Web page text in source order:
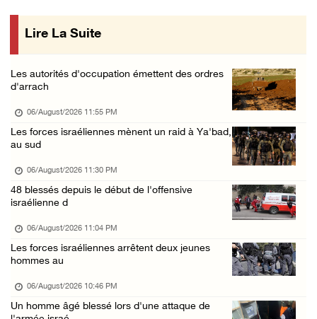
Des ministres des affaires étrangères de hui ...
Croissant-Rouge : 16 blessés suite à l'agres ...
Les forces d'occupation rasent 4 dunams à Ba ...
06/August/2026 12:57 PM
La présidence condamne et met en garde l'occ ...
06/August/2026 12:16 PM
Les forces d'occupation démolissent une mais ...
Des colons clôturent des terres dans le nord ...
L'occupation poursuit son agression contre l ...
Lire La Suite
Les autorités d'occupation émettent des ordres
d'arrach
06/August/2026 11:55 PM
Les forces israéliennes mènent un raid à Ya'bad,
au sud
06/August/2026 11:30 PM
48 blessés depuis le début de l'offensive
israélienne d
06/August/2026 11:04 PM
Les forces israéliennes arrêtent deux jeunes
hommes au
06/August/2026 10:46 PM
Un homme âgé blessé lors d'une attaque de